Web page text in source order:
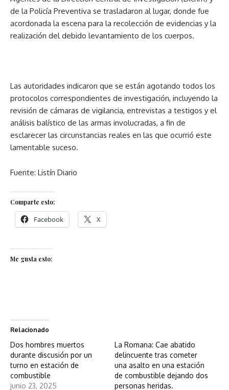
de la Policía Preventiva se trasladaron al lugar, donde fue
acordonada la escena para la recolección de evidencias y la
realización del debido levantamiento de los cuerpos.
Las autoridades indicaron que se están agotando todos los
protocolos correspondientes de investigación, incluyendo la
revisión de cámaras de vigilancia, entrevistas a testigos y el
análisis balístico de las armas involucradas, a fin de
esclarecer las circunstancias reales en las que ocurrió este
lamentable suceso.
Fuente: Listín Diario
Comparte esto:
Facebook X
Me gusta esto:
Relacionado
Dos hombres muertos
durante discusión por un
turno en estación de
combustible
junio 23, 2025
La Romana: Cae abatido
delincuente tras cometer
una asalto en una estación
de combustible dejando dos
personas heridas.